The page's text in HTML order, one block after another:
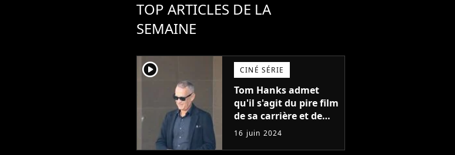
TOP ARTICLES DE LA
SEMAINE
player2 CINÉ SÉRIE
Tom Hanks admet
qu'il s'agit du pire film
de sa carrière et de
l'un des pires de
l'histoire du cinéma :
16 juin 2024